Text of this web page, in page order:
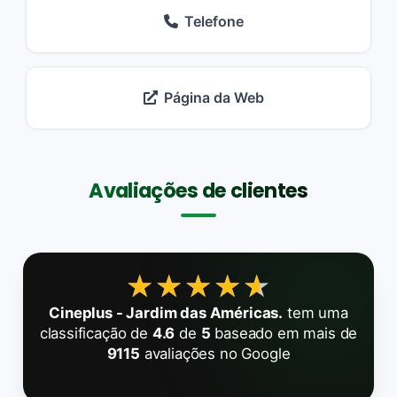
Telefone
Página da Web
Avaliações de clientes
★★★★★
★★★★★
Cineplus - Jardim das Américas. tem uma
classificação de 4.6 de 5 baseado em mais de
9115 avaliações no Google